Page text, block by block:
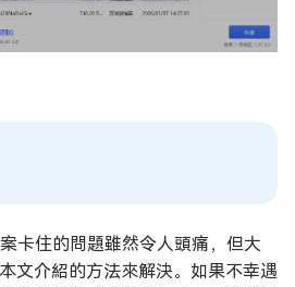
卡住的問題雖然令人頭痛，但大
文介紹的方法來解決。如果不幸遇